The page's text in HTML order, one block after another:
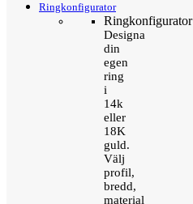
Ringkonfigurator
Ringkonfigurator
Designa
din
egen
ring
i
14k
eller
18K
guld.
Välj
profil,
bredd,
material